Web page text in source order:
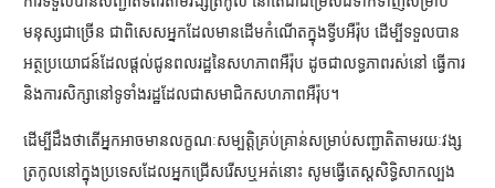
មនុស្សជាច្រើន ជាពិសេសអ្នកដែលមានដើមកំណើតក្នុងទ្វីបអឺរ៉ុប ដើម្បីទទួលបាន
អត្ថប្រយោជន៍ដែលផ្តល់ជូនពលរដ្ឋនៃសហភាពអឺរ៉ុប ដូចជាលទ្ធភាពរស់នៅ ធ្វើការ
និងការសិក្សានៅទូទាំងរដ្ឋដែលជាសមាជិកសហភាពអឺរ៉ុប។
ដើម្បីដឹងថាតើអ្នកអាចមានលក្ខណៈសម្បត្តិគ្រប់គ្រាន់សម្រាប់សញ្ជាតិតាមរយៈវង្ស
ត្រកូលនៅក្នុងប្រទេសដែលអ្នកជ្រើសរើសឬអត់នោះ សូមធ្វើតេស្តសិទ្ធិសាកល្បង